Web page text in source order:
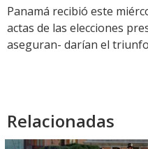
Panamá recibió este
actas de las elecciones
aseguran- darían el
Relacionadas